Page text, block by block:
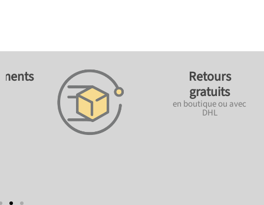
Retours
gratuits
en boutique ou avec
DHL